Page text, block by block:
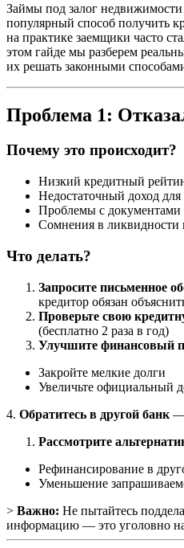
Займы под залог
популярный способ получить
на практике заемщики часто
этом гайде мы разберем
их решать законными
Проблема 1:
Почему это происходит?
Низкий кредитный
Недостаточный доход
Проблемы с документами
Сомнения в ликвидности
Что делать?
Запросите письменное
кредитор обязан
Проверьте свою
(бесплатно 2 раза в год)
Улучшите финансовый
Закройте мелкие долги
Увеличьте официальный
4. Обратитесь в другой банк —
Рассмотрите
Рефинансирование в
Уменьшение
> Важно: Не пытайтесь
информацию — это уголовно